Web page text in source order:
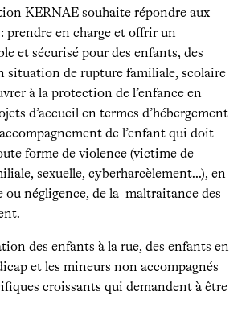
KERNAE souhaite répondre aux
prendre en charge et offrir un
et sécurisé pour des enfants, des
situation de rupture familiale, scolaire
à la protection de l’enfance en
d’accueil en termes d’hébergement
de l’enfant qui doit
forme de violence (victime de
sexuelle, cyberharcèlement…), en
ou négligence, de la maltraitance des
des enfants à la rue, des enfants en
et les mineurs non accompagnés
croissants qui demandent à être